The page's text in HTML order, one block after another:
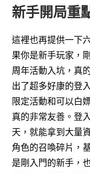
新手開局重
這裡也再提供一下
果你是新手玩家，
周年活動入坑，真
出了超多好康的登
限定活動和可以白
真的非常友善。登
天，就能拿到大量
角色的召喚碎片，
是剛入門的新手，